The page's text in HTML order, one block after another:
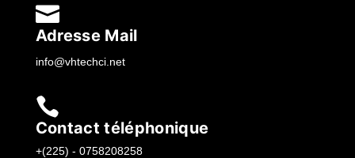

Adresse Mail
info@vhtechci.net

Contact téléphonique
+(225) - 0758208258